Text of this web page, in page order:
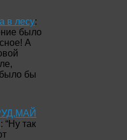
в лесу:
было
А
бы
: “Ну так